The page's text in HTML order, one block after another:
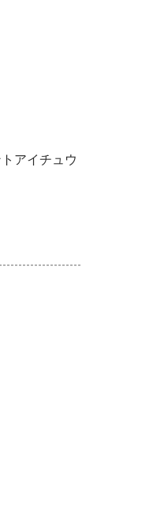
アイチュウ